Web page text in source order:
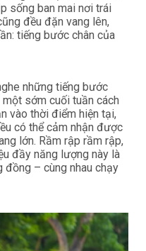
sống ban mai nơi trái
đều đặn vang lên,
tiếng bước chân của
những tiếng bước
sớm cuối tuần cách
vào thời điểm hiện tại,
có thể cảm nhận được
lớn. Rầm rập rầm rập,
đầy năng lượng này là
– cùng nhau chạy